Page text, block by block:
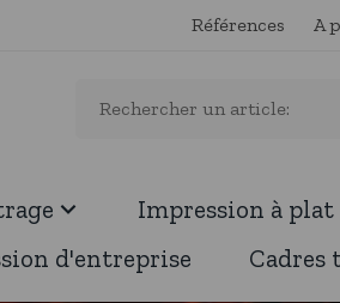
Références A
Impression à plat
d'entreprise Cadres